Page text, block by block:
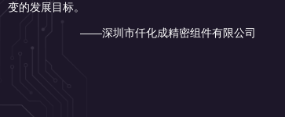
变的发展目标。
——深圳市仟化成精密组件有限公司